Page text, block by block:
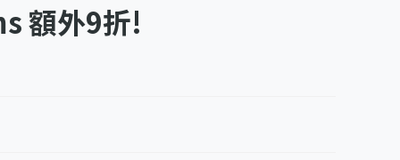
額外9折!